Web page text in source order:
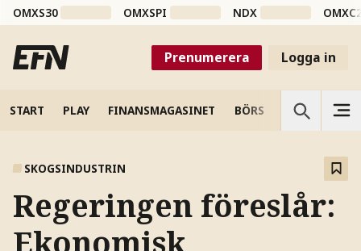
OMXS30 OMXSPI NDX
Prenumerera Logga in
START PLAY FINANSMAGASINET BÖRS VETENSKAP
SKOGSINDUSTRIN
Regeringen föreslår:
Ekonomisk